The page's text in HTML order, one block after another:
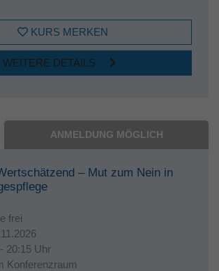
KURS MERKEN
WEITERE DETAILS
ANMELDUNG MÖGLICH
– Mut zum Nein in
frei
20:15 Uhr
Konferenzraum